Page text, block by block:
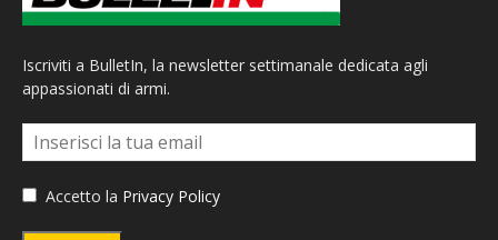
Iscriviti a BulletIn, la newsletter settimanale dedicata agli
appassionati di armi.
Accetto la Privacy Policy